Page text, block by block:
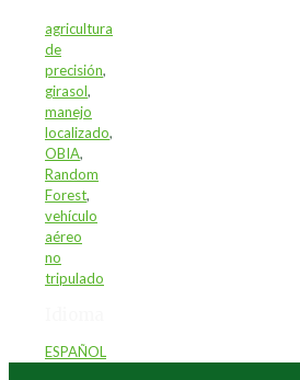
agricultura
de
precisión,
girasol,
manejo
localizado,
OBIA,
Random
Forest,
vehículo
aéreo
no
tripulado
ESPAÑOL